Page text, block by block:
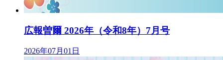
広報曽爾 2026年（令和8年）7月号
2026年07月01日